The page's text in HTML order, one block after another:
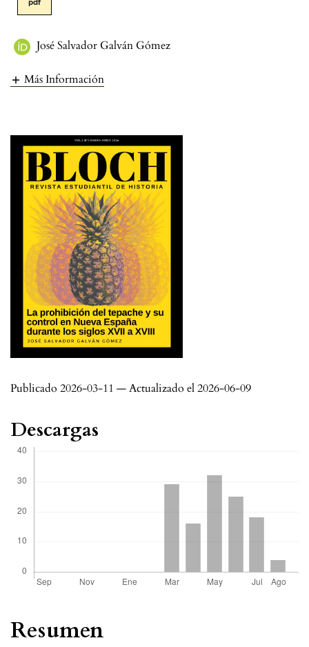
pdf
José Salvador Galván Gómez
Más Información
Publicado 2026-03-11 — Actualizado el 2026-06-09
Resumen
Descargas